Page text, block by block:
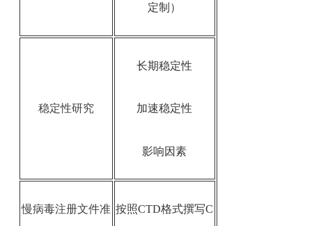
定制）
稳定性研究
长期稳定性
加速稳定性
影响因素
慢病毒注册文件准 按照CTD格式撰写C